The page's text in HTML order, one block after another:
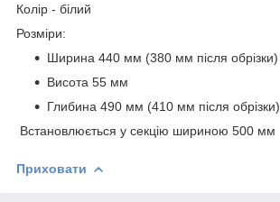
Колір - білий
Розміри:
Ширина 440 мм (380 мм після обрізки)
Висота 55 мм
Глибина 490 мм (410 мм після обрізки)
Встановлюється у секцію шириною 500 мм
Приховати